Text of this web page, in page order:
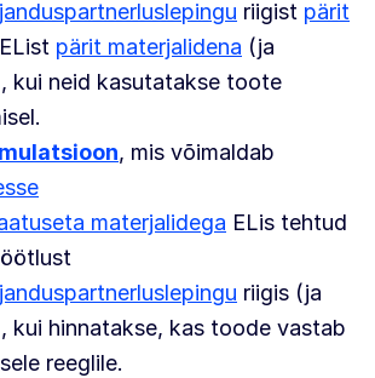
riigist pärit
pärit materjalidena (ja
kui neid kasutatakse toote
, mis võimaldab
materjalidega ELis tehtud
riigis (ja
kui hinnatakse, kas toode vastab
reeglile.